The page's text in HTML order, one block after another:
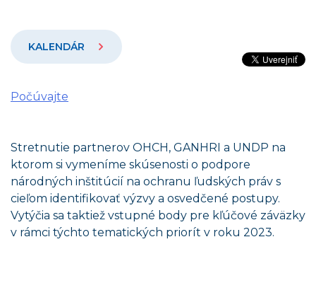
KALENDÁR
Počúvajte
Stretnutie partnerov OHCH, GANHRI a UNDP na
ktorom si vymeníme skúsenosti o podpore
národných inštitúcií na ochranu ľudských práv s
cieľom identifikovať výzvy a osvedčené postupy.
Vytýčia sa taktiež vstupné body pre kľúčové záväzky
v rámci týchto tematických priorít v roku 2023.